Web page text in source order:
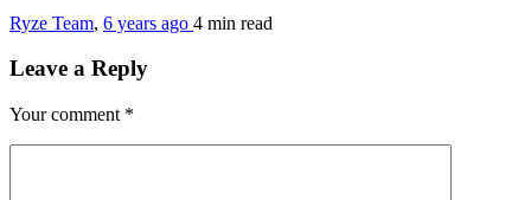
Ryze Team, 6 years ago 4 min read
Leave a Reply
Your comment *